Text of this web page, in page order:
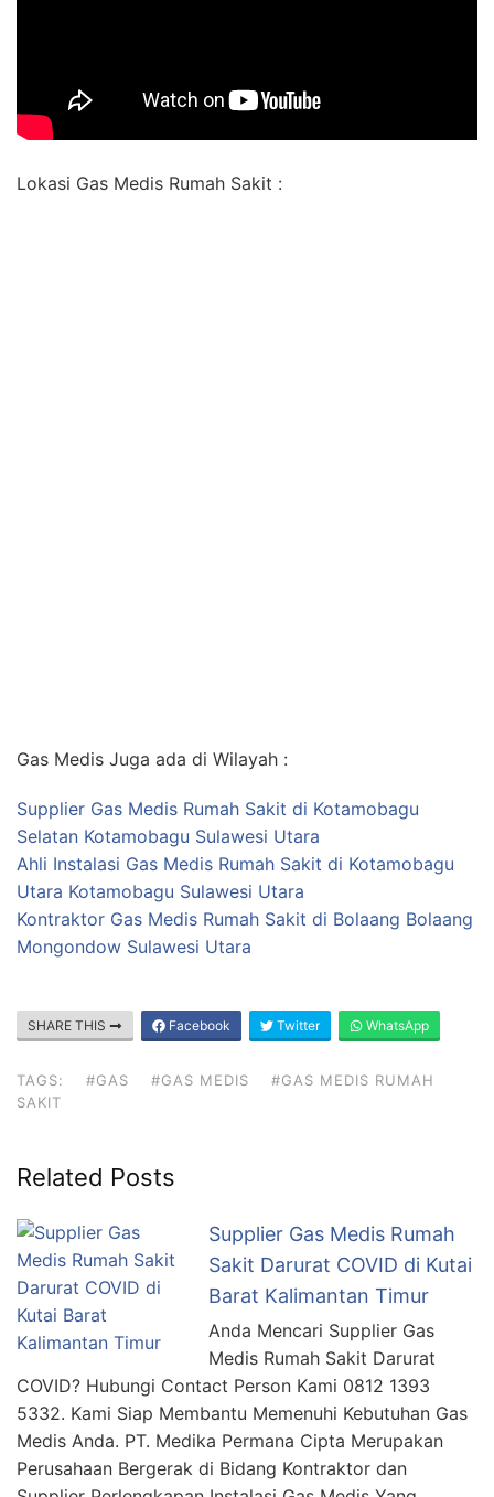
Lokasi Gas Medis Rumah Sakit :
Gas Medis Juga ada di Wilayah :
Supplier Gas Medis Rumah Sakit di Kotamobagu
Selatan Kotamobagu Sulawesi Utara
Ahli Instalasi Gas Medis Rumah Sakit di Kotamobagu
Utara Kotamobagu Sulawesi Utara
Kontraktor Gas Medis Rumah Sakit di Bolaang Bolaang
Mongondow Sulawesi Utara
SHARE THIS Facebook Twitter WhatsApp
TAGS: #GAS #GAS MEDIS
#GAS MEDIS RUMAH
SAKIT
Related Posts
Supplier Gas Medis Rumah
Sakit Darurat COVID di Kutai
Barat Kalimantan Timur
Anda Mencari Supplier Gas
Medis Rumah Sakit Darurat
COVID? Hubungi Contact Person Kami 0812 1393
5332. Kami Siap Membantu Memenuhi Kebutuhan Gas
Medis Anda. PT. Medika Permana Cipta Merupakan
Perusahaan Bergerak di Bidang Kontraktor dan